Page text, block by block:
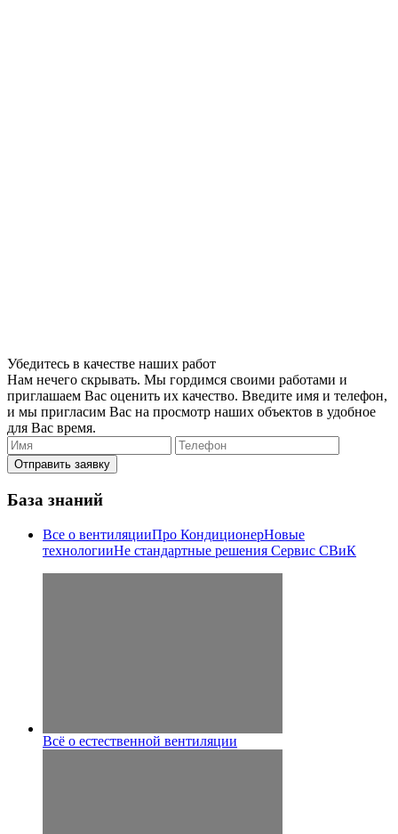
Убедитесь в качестве наших работ
Нам нечего скрывать. Мы гордимся своими работами и
приглашаем Вас оценить их качество. Введите имя и телефон,
и мы пригласим Вас на просмотр наших объектов в удобное
для Вас время.
Отправить заявку
База знаний
Все о вентиляцииПро КондиционерНовые
технологииНе стандартные решения Сервис СВиК
Всё о естественной вентиляции